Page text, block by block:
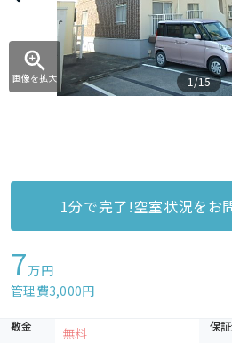
画像を拡大 1/15
1分で完了!空室状況をお
7万円
管理費3,000円
敷金 無料 保